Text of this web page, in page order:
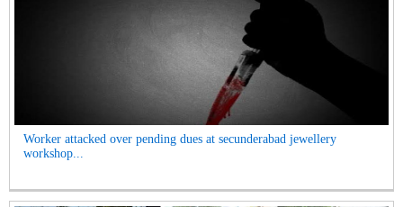
Worker attacked over pending dues at secunderabad jewellery
workshop...